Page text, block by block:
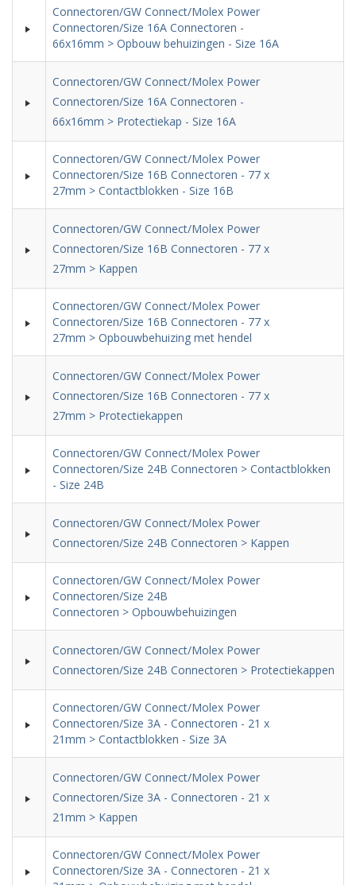
Connectoren/GW Connect/Molex Power
Connectoren/Size 16A Connectoren -
66x16mm > Opbouw behuizingen - Size 16A
Connectoren/GW Connect/Molex Power
Connectoren/Size 16A Connectoren -
66x16mm > Protectiekap - Size 16A
Connectoren/GW Connect/Molex Power
Connectoren/Size 16B Connectoren - 77 x
27mm > Contactblokken - Size 16B
Connectoren/GW Connect/Molex Power
Connectoren/Size 16B Connectoren - 77 x
27mm > Kappen
Connectoren/GW Connect/Molex Power
Connectoren/Size 16B Connectoren - 77 x
27mm > Opbouwbehuizing met hendel
Connectoren/GW Connect/Molex Power
Connectoren/Size 16B Connectoren - 77 x
27mm > Protectiekappen
Connectoren/GW Connect/Molex Power
Connectoren/Size 24B Connectoren > Contactblokken
- Size 24B
Connectoren/GW Connect/Molex Power
Connectoren/Size 24B Connectoren > Kappen
Connectoren/GW Connect/Molex Power
Connectoren/Size 24B
Connectoren > Opbouwbehuizingen
Connectoren/GW Connect/Molex Power
Connectoren/Size 24B Connectoren > Protectiekappen
Connectoren/GW Connect/Molex Power
Connectoren/Size 3A - Connectoren - 21 x
21mm > Contactblokken - Size 3A
Connectoren/GW Connect/Molex Power
Connectoren/Size 3A - Connectoren - 21 x
21mm > Kappen
Connectoren/GW Connect/Molex Power
Connectoren/Size 3A - Connectoren - 21 x